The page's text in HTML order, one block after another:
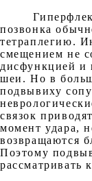
позвонка
тетраплегию.
смещением не
дисфункцией и
шеи. Но в
подвывиху
связок
момент удара,
возвращаются
Поэтому
рассматривать